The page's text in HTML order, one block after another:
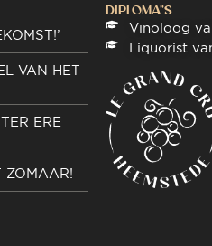
VAN HET
ERE
ZOMAAR!
DIPLOMA"S
Vinoloog
Liquorist